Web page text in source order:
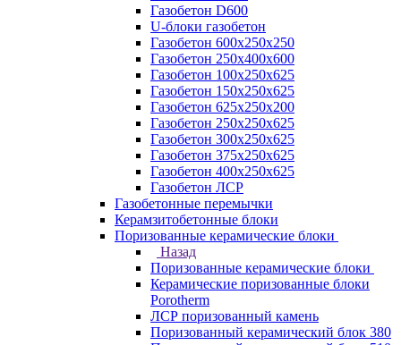
Газобетон D600
U-блоки газобетон
Газобетон 600x250x250
Газобетон 250x400x600
Газобетон 100х250х625
Газобетон 150х250х625
Газобетон 625х250х200
Газобетон 250х250х625
Газобетон 300х250х625
Газобетон 375х250х625
Газобетон 400х250х625
Газобетон ЛСР
Газобетонные перемычки
Керамзитобетонные блоки
Поризованные керамические блоки
Назад
Поризованные керамические блоки
Керамические поризованные блоки
Porotherm
ЛСР поризованный камень
Поризованный керамический блок 380